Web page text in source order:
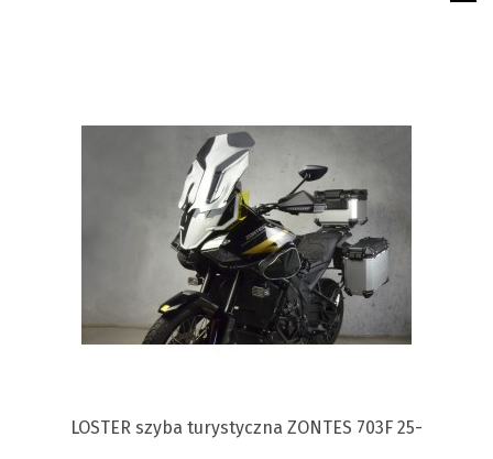
LOSTER szyba turystyczna ZONTES 703F 25-